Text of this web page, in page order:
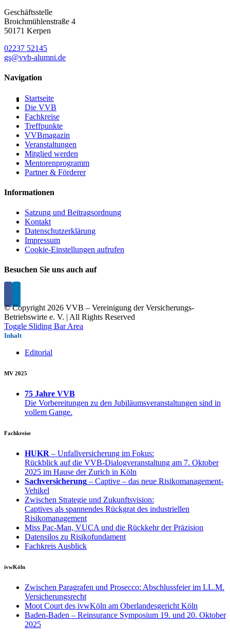
Geschäftsstelle
Broichmühlenstraße 4
50171 Kerpen
02237 52145
gs@vvb-alumni.de
Navigation
Startseite
Die VVB
Fachkreise
Treffpunkte
VVBmagazin
Veranstaltungen
Mitglied werden
Mentorenprogramm
Partner & Förderer
Informationen
Satzung und Beitragsordnung
Kontakt
Datenschutzerklärung
Impressum
Cookie-Einstellungen aufrufen
Besuchen Sie uns auch auf
© Copyright 2026 VVB – Vereinigung der Versicherungs-
Betriebswirte e. V. | All Rights Reserved
Toggle Sliding Bar Area
Inhalt
Editorial
MV 2025
75 Jahre VVB
Die Vorbereitungen zu den Jubiläumsveranstaltungen sind in
vollem Gange.
Fachkreise
HUKR – Unfallversicherung im Fokus:
Rückblick auf die VVB-Dialogveranstaltung am 7. Oktober
2025 im Hause der Zurich in Köln
Sachversicherung – Captive – das neue Risikomanagement-
Vehikel
Zwischen Strategie und Zukunftsvision:
Captives als spannendes Rückgrat des industriellen
Risikomanagement
Miss Pac-Man, VUCA und die Rückkehr der Präzision
Datensilos zu Risikofundament
Fachkreis Ausblick
ivwKöln
Zwischen Paragrafen und Prosecco: Abschlussfeier im LL.M.
Versicherungsrecht
Moot Court des ivwKöln am Oberlandesgericht Köln
Baden-Baden – Reinsurance Symposium 19. und 20. Oktober
2025